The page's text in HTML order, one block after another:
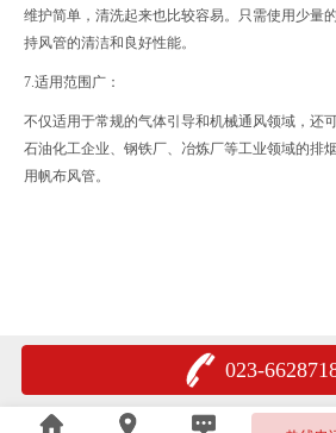
维护简单，清洗起来也比较容易。只需使用少量
持风管的清洁和良好性能。
7.适用范围广：
不仅适用于常规的气体引导和机械通风领域，还
石油化工企业、钢铁厂、冶炼厂等工业领域的排
用帆布风管。
023-